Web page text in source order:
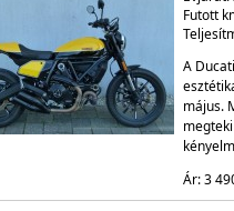
Futott
A
május.
Ár: 3